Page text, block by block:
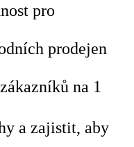
pro
prodejen
na 1
a zajistit, aby